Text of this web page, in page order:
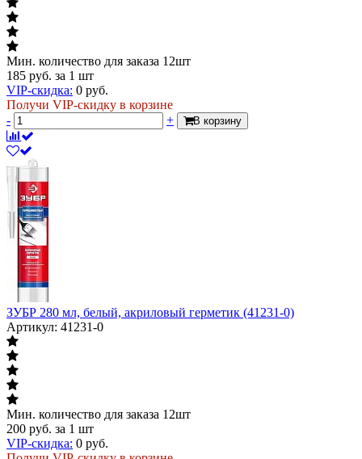
Мин. количество для заказа 12шт
185 руб. за 1 шт
VIP-скидка: 0 руб.
Получи VIP-скидку в корзине
-
+ В корзину
ЗУБР 280 мл, белый, акриловый герметик (41231-0)
Артикул: 41231-0
Мин. количество для заказа 12шт
200 руб. за 1 шт
VIP-скидка: 0 руб.